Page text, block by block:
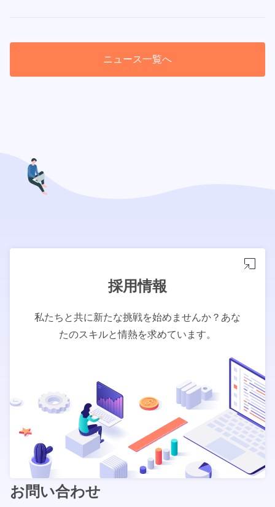
ニュース一覧へ
お問い合わせ
採用情報
私たちと共に新たな挑戦を始めませんか？あな
たのスキルと情熱を求めています。